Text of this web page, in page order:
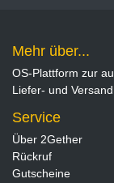
Mehr über...
OS-Plattform zur
Liefer- und
Service
Über 2Gether
Rückruf
Gutscheine